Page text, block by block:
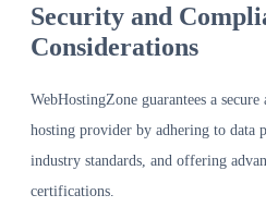
Security and
Considerations
WebHostingZone guarantees a
hosting provider by adhering to data
industry standards, and offering
certifications.